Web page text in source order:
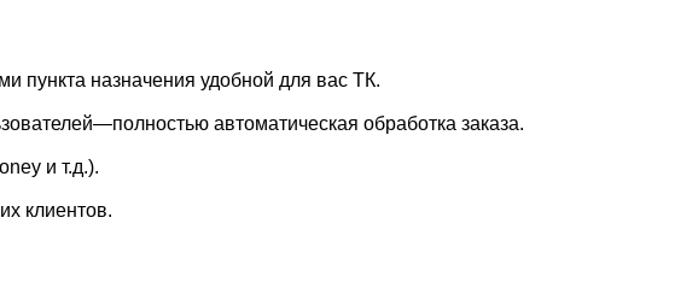
пункта назначения удобной для вас ТК.
автоматическая обработка заказа.
и т.д.).
клиентов.